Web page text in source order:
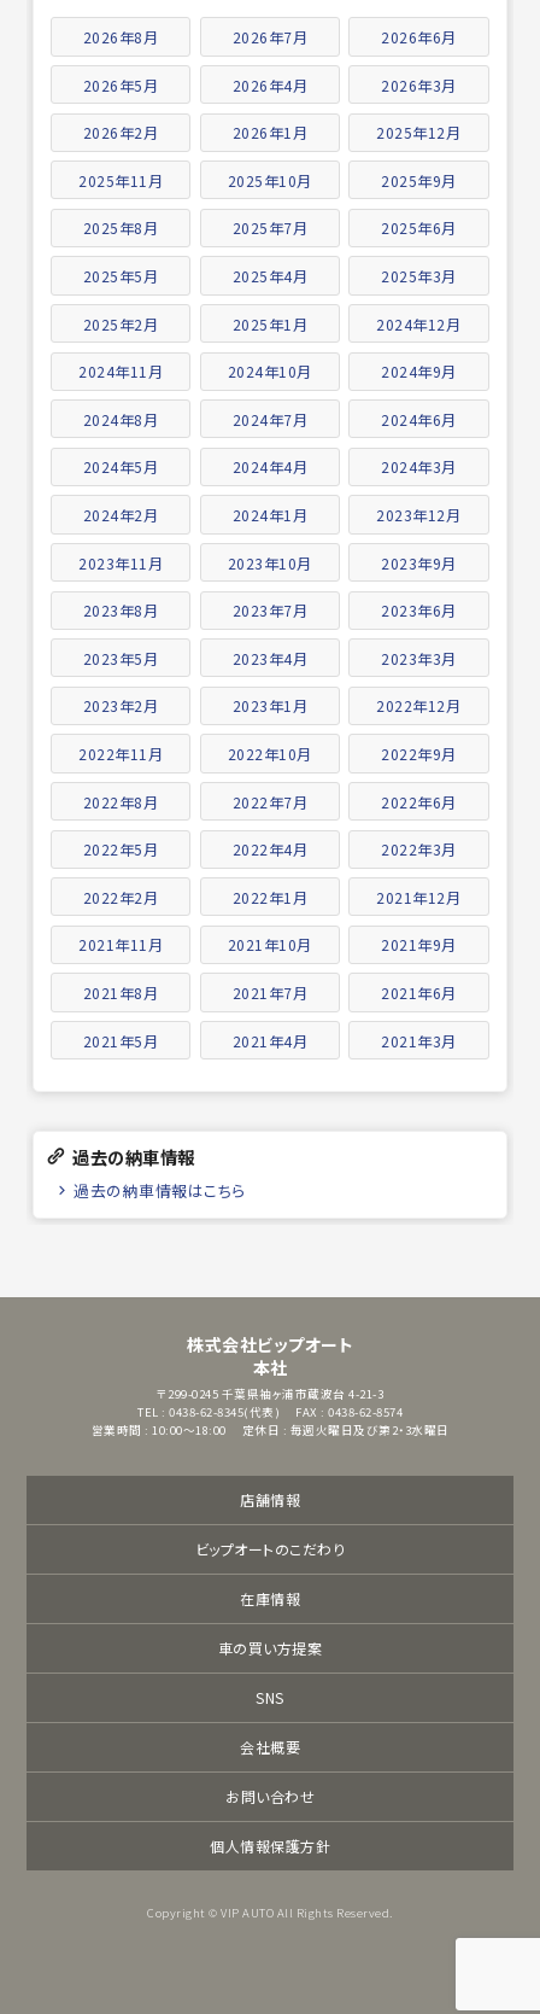
2026年8月 2026年7月 2026年6月
2026年5月 2026年4月 2026年3月
2026年2月 2026年1月 2025年12月
2025年11月 2025年10月 2025年9月
2025年8月 2025年7月 2025年6月
2025年5月 2025年4月 2025年3月
2025年2月 2025年1月 2024年12月
2024年11月 2024年10月 2024年9月
2024年8月 2024年7月 2024年6月
2024年5月 2024年4月 2024年3月
2024年2月 2024年1月 2023年12月
2023年11月 2023年10月 2023年9月
2023年8月 2023年7月 2023年6月
2023年5月 2023年4月 2023年3月
2023年2月 2023年1月 2022年12月
2022年11月 2022年10月 2022年9月
2022年8月 2022年7月 2022年6月
2022年5月 2022年4月 2022年3月
2022年2月 2022年1月 2021年12月
2021年11月 2021年10月 2021年9月
2021年8月 2021年7月 2021年6月
2021年5月 2021年4月 2021年3月
過去の納車情報
過去の納車情報はこちら
株式会社ビップオート
本社
〒299-0245 千葉県袖ヶ浦市蔵波台 4-21-3
TEL : 0438-62-8345(代表)
FAX : 0438-62-8574
営業時間 : 10:00～18:00
定休日 : 毎週火曜日及び第2・3水曜日
店舗情報
ビップオートのこだわり
在庫情報
車の買い方提案
SNS
会社概要
お問い合わせ
個人情報保護方針
Copyright © VIP AUTO All Rights Reserved.